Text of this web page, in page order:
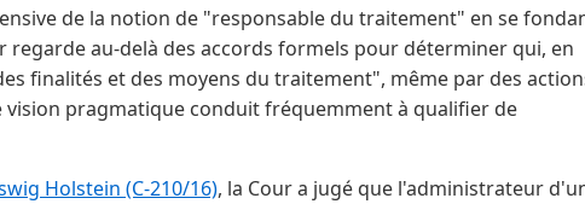
de la notion de "responsable du traitement" en se
regarde au-delà des accords formels pour déterminer qui, en
finalités et des moyens du traitement", même par des
pragmatique conduit fréquemment à qualifier de
Holstein (C-210/16), la Cour a jugé que l'administrateur